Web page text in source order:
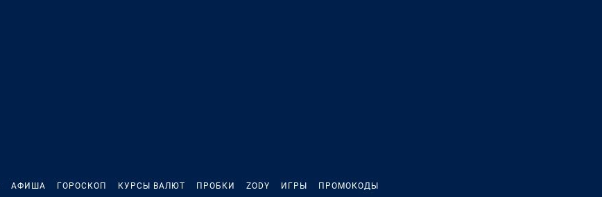
АФИША ГОРОСКОП КУРСЫ ВАЛЮТ ПРОБКИ ZODY ИГРЫ ПРОМОКОДЫ